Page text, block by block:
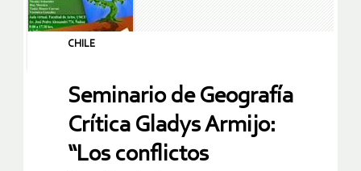
CHILE
Seminario de Geografía
Crítica Gladys Armijo:
“Los conflictos